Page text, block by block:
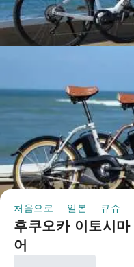
처음으로 일본 큐슈
후쿠오카 이토시
어